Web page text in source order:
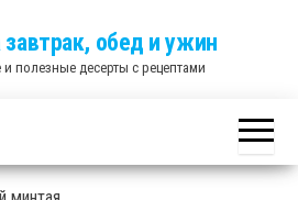
обед и ужин
полезные десерты с рецептами